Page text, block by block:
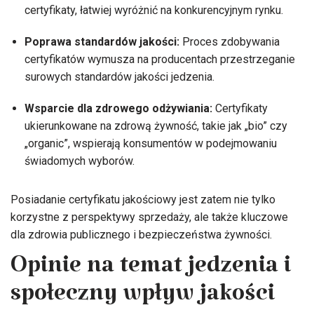
certyfikaty, łatwiej wyróżnić na konkurencyjnym rynku.
Poprawa standardów jakości: Proces zdobywania
certyfikatów wymusza na producentach przestrzeganie
surowych standardów jakości jedzenia.
Wsparcie dla zdrowego odżywiania: Certyfikaty
ukierunkowane na zdrową żywność, takie jak „bio” czy
„organic”, wspierają konsumentów w podejmowaniu
świadomych wyborów.
Posiadanie certyfikatu jakościowy jest zatem nie tylko
korzystne z perspektywy sprzedaży, ale także kluczowe
dla zdrowia publicznego i bezpieczeństwa żywności.
Opinie na temat jedzenia i
społeczny wpływ jakości